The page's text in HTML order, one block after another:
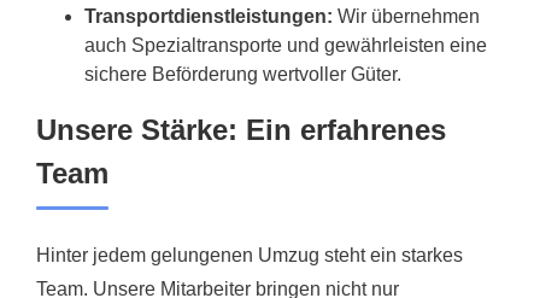
Transportdienstleistungen: Wir übernehmen
auch Spezialtransporte und gewährleisten eine
sichere Beförderung wertvoller Güter.
Unsere Stärke: Ein erfahrenes
Team
Hinter jedem gelungenen Umzug steht ein starkes
Team. Unsere Mitarbeiter bringen nicht nur